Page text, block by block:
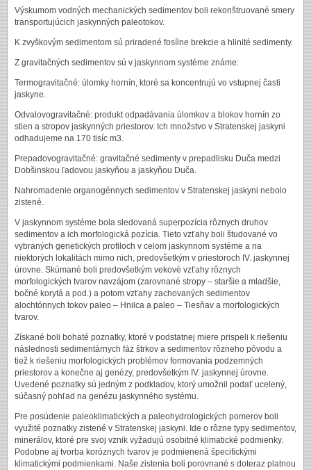
Výskumom vodných mechanických sedimentov boli rekonštruované smery
transportujúcich jaskynných paleotokov.
K zvyškovým sedimentom sú priradené fosílne brekcie a hlinité sedimenty.
Z gravitačných sedimentov sú v jaskynnom systéme známe:
Termogravitačné: úlomky hornín, ktoré sa koncentrujú vo vstupnej časti
jaskyne.
Odvalovogravitačné: produkt odpadávania úlomkov a blokov hornín zo
stien a stropov jaskynných priestorov. Ich množstvo v Stratenskej jaskyni
odhadujeme na 170 tisíc m3.
Prepadovogravitačné: gravitačné sedimenty v prepadlisku Duča medzi
Dobšinskou ľadovou jaskyňou a jaskyňou Duča.
Nahromadenie organogénnych sedimentov v Stratenskej jaskyni nebolo
zistené.
V jaskynnom systéme bola sledovaná superpozícia rôznych druhov
sedimentov a ich morfologická pozícia. Tieto vzťahy boli študované vo
vybraných genetických profiloch v celom jaskynnom systéme a na
niektorých lokalitách mimo nich, predovšetkým v priestoroch IV. jaskynnej
úrovne. Skúmané boli predovšetkým vekové vzťahy rôznych
morfologických tvarov navzájom (zarovnané stropy – staršie a mladšie,
bočné korytá a pod.) a potom vzťahy zachovaných sedimentov
alochtónnych tokov paleo – Hnilca a paleo – Tiesňav a morfologických
tvarov.
Získané boli bohaté poznatky, ktoré v podstatnej miere prispeli k riešeniu
následnosti sedimentárnych fáz štrkov a sedimentov rôzneho pôvodu a
tiež k riešeniu morfologických problémov formovania podzemných
priestorov a konečne aj genézy, predovšetkým IV. jaskynnej úrovne.
Uvedené poznatky sú jedným z podkladov, ktorý umožnil podať ucelený,
súčasný pohľad na genézu jaskynného systému.
Pre posúdenie paleoklimatických a paleohydrologických pomerov boli
využité poznatky zistené v Stratenskej jaskyni. Ide o rôzne typy sedimentov,
minerálov, ktoré pre svoj vznik vyžadujú osobitné klimatické podmienky.
Podobne aj tvorba koróznych tvarov je podmienená špecifickými
klimatickými podmienkami. Naše zistenia boli porovnané s doteraz platnou